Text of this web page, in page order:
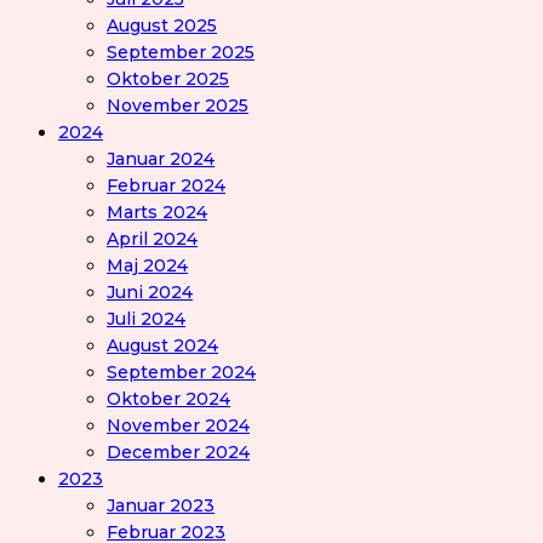
August 2025
September 2025
Oktober 2025
November 2025
2024
Januar 2024
Februar 2024
Marts 2024
April 2024
Maj 2024
Juni 2024
Juli 2024
August 2024
September 2024
Oktober 2024
November 2024
December 2024
2023
Januar 2023
Februar 2023